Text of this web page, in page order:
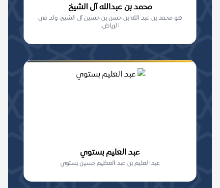
محمد بن عبدالله آل الشيخ
هو محمد بن عبد الله بن حسن بن حسين آل الشيخ، ولد في
الرياض،
عبد العليم بستوي
عبد العليم بن عبد العظيم حسين بستوي